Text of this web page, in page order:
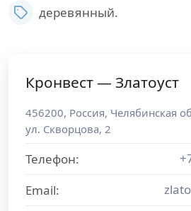
деревянный.
Кронвест — Златоуст
456200, Россия, Челябинская
ул. Скворцова, 2
Телефон:
Email: